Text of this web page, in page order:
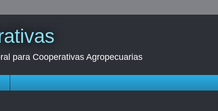
para Cooperativas Agropecuarias